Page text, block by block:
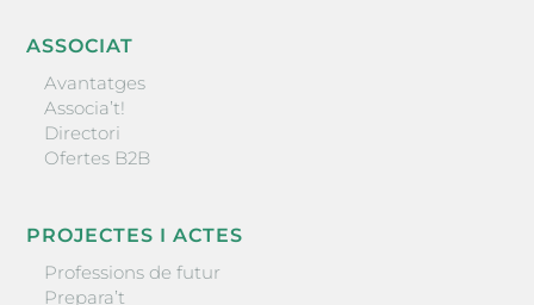
ASSOCIAT
Avantatges
Associa’t!
Directori
Ofertes B2B
PROJECTES I ACTES
Professions de futur
Prepara’t